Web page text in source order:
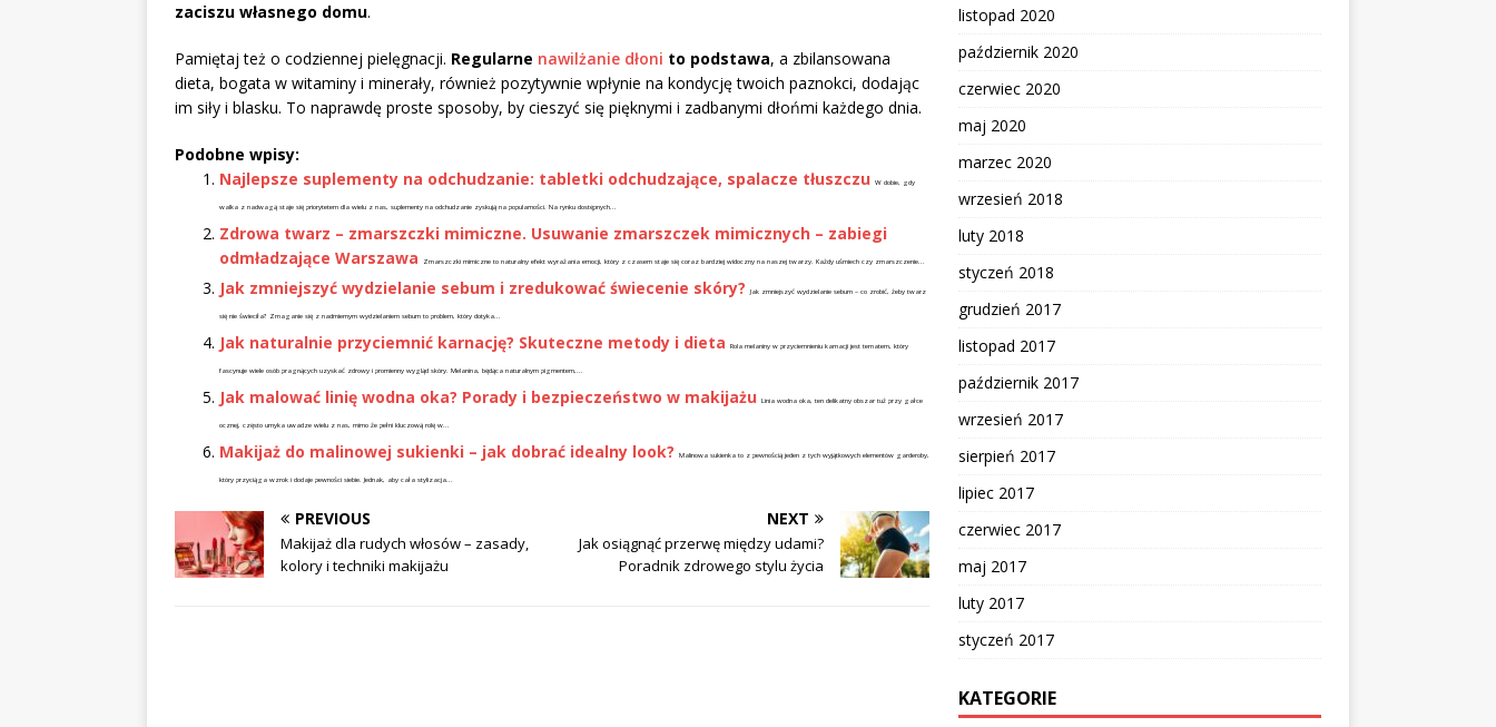
zaciszu własnego domu.
Pamiętaj też o codziennej pielęgnacji. Regularne nawilżanie dłoni to podstawa, a zbilansowana
dieta, bogata w witaminy i minerały, również pozytywnie wpłynie na kondycję twoich paznokci, dodając
im siły i blasku. To naprawdę proste sposoby, by cieszyć się pięknymi i zadbanymi dłońmi każdego dnia.
Podobne wpisy:
Najlepsze suplementy na odchudzanie: tabletki odchudzające, spalacze tłuszczu
W dobie, gdy
walka z nadwagą staje się priorytetem dla wielu z nas, suplementy na odchudzanie zyskują na popularności. Na rynku dostępnych...
Zdrowa twarz – zmarszczki mimiczne. Usuwanie zmarszczek mimicznych – zabiegi
odmładzające Warszawa
Zmarszczki mimiczne to naturalny efekt wyrażania emocji, który z czasem staje się coraz bardziej widoczny na naszej twarzy. Każdy uśmiech czy zmarszczenie...
Jak zmniejszyć wydzielanie sebum i zredukować świecenie skóry? Jak zmniejszyć wydzielanie sebum – co zrobić, żeby twarz
się nie świeciła? Zmaganie się z nadmiernym wydzielaniem sebum to problem, który dotyka...
Jak naturalnie przyciemnić karnację? Skuteczne metody i dieta Rola melaniny w przyciemnieniu karnacji jest tematem, który
fascynuje wiele osób pragnących uzyskać zdrowy i promienny wygląd skóry. Melanina, będąca naturalnym pigmentem,...
Jak malować linię wodna oka? Porady i bezpieczeństwo w makijażu Linia wodna oka, ten delikatny obszar tuż przy gałce
ocznej, często umyka uwadze wielu z nas, mimo że pełni kluczową rolę w...
Makijaż do malinowej sukienki – jak dobrać idealny look? Malinowa sukienka to z pewnością jeden z tych wyjątkowych elementów garderoby,
który przyciąga wzrok i dodaje pewności siebie. Jednak, aby cała stylizacja...
PREVIOUS
Makijaż dla rudych włosów – zasady,
kolory i techniki makijażu
NEXT
Jak osiągnąć przerwę między udami?
Poradnik zdrowego stylu życia
listopad 2020
październik 2020
czerwiec 2020
maj 2020
marzec 2020
wrzesień 2018
luty 2018
styczeń 2018
grudzień 2017
listopad 2017
październik 2017
wrzesień 2017
sierpień 2017
lipiec 2017
czerwiec 2017
maj 2017
luty 2017
styczeń 2017
KATEGORIE